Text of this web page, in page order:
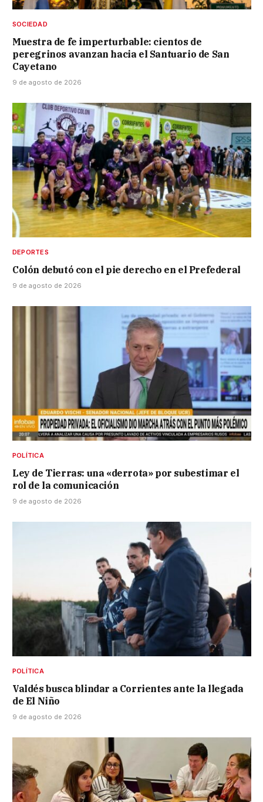
SOCIEDAD
Muestra de fe imperturbable: cientos de
peregrinos avanzan hacia el Santuario de San
Cayetano
9 de agosto de 2026
DEPORTES
Colón debutó con el pie derecho en el Prefederal
9 de agosto de 2026
POLÍTICA
Ley de Tierras: una «derrota» por subestimar el
rol de la comunicación
9 de agosto de 2026
POLÍTICA
Valdés busca blindar a Corrientes ante la llegada
de El Niño
9 de agosto de 2026